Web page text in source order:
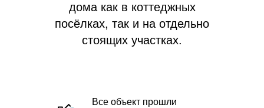
дома как в коттеджных
посёлках, так и на отдельно
стоящих участках.
Все объект прошли